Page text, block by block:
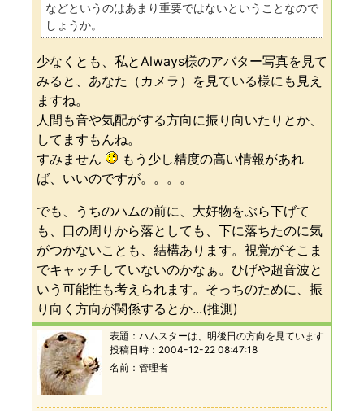
などというのはあまり重要ではないということなので
しょうか。
少なくとも、私とAlways様のアバター写真を見て
みると、あなた（カメラ）を見ている様にも見え
ますね。
人間も音や気配がする方向に振り向いたりとか、
してますもんね。
すみません
もう少し精度の高い情報があれ
ば、いいのですが。。。。
でも、うちのハムの前に、大好物をぶら下げて
も、口の周りから落としても、下に落ちたのに気
がつかないことも、結構あります。視覚がそこま
でキャッチしていないのかなぁ。ひげや超音波と
いう可能性も考えられます。そっちのために、振
り向く方向が関係するとか...(推測)
表題： ハムスターは、明後日の方向を見ています
投稿日時： 2004-12-22 08:47:18
名前
管理者